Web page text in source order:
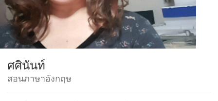
ศศินันท์
สอนภาษาอังกฤษ